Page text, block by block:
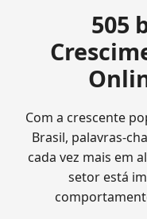
505
Com a crescente
Brasil, palavras-
cada vez mais em
setor está